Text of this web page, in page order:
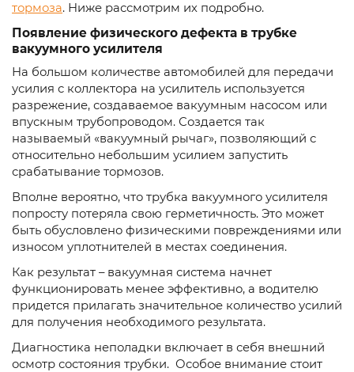
тормоза. Ниже рассмотрим их подробно.
Появление физического дефекта в трубке
вакуумного усилителя
На большом количестве автомобилей для передачи
усилия с коллектора на усилитель используется
разрежение, создаваемое вакуумным насосом или
впускным трубопроводом. Создается так
называемый «вакуумный рычаг», позволяющий с
относительно небольшим усилием запустить
срабатывание тормозов.
Вполне вероятно, что трубка вакуумного усилителя
попросту потеряла свою герметичность. Это может
быть обусловлено физическими повреждениями или
износом уплотнителей в местах соединения.
Как результат – вакуумная система начнет
функционировать менее эффективно, а водителю
придется прилагать значительное количество усилий
для получения необходимого результата.
Диагностика неполадки включает в себя внешний
осмотр состояния трубки. Особое внимание стоит